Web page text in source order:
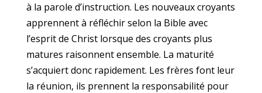
à la parole d’instruction. Les nouveaux croyants
apprennent à réfléchir selon la Bible avec
l’esprit de Christ lorsque des croyants plus
matures raisonnent ensemble. La maturité
s’acquiert donc rapidement. Les frères font leur
la réunion, ils prennent la responsabilité pour